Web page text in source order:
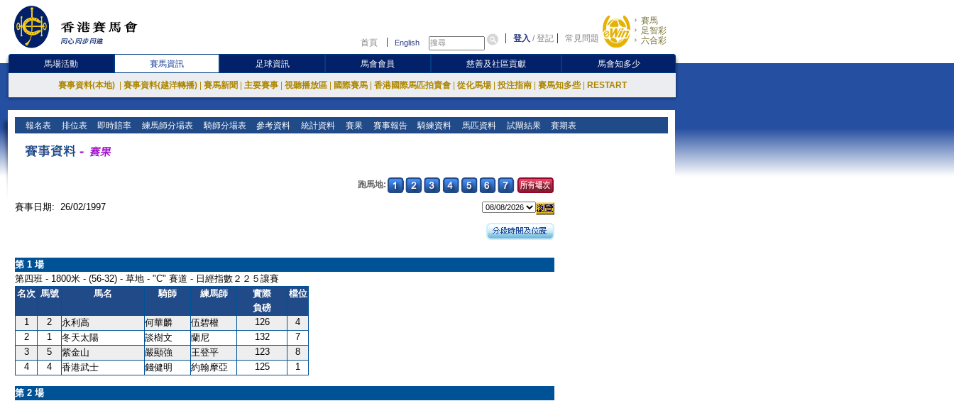
首頁 English 登入 /登記 常見問題
賽馬
足智彩
六合彩
馬場活動 賽馬資訊 足球資訊 馬會會員 慈善及社區貢獻 馬會知多少
賽事資料(本地) 賽事資料(越洋轉播) 賽馬新聞 主要賽事 視聽播放區 國際賽馬 香港國際馬匹拍賣會 從化馬場 投注指南 賽馬知多些 RESTART
報名表 排位表 即時賠率 練馬師分場表 騎師分場表 參考資料 統計資料 賽果 賽事報告 騎練資料 馬匹資料 試閘結果 賽期表
跑馬地:
賽事日期: 26/02/1997
第 1 場
第四班 - 1800米 - (56-32) - 草地 - "C" 賽道 - 日經指數２２５讓賽
名次 馬號 馬名 騎師 練馬師
實際
負磅
檔位
1 2 永利高 何華麟 伍碧權 126
4
2
1 冬天太陽 談樹文 蘭尼 132
7
3
5 紫金山 嚴顯強 王登平 123
8
4
4 香港武士 錢健明 約翰摩亞 125 1
第 2 場